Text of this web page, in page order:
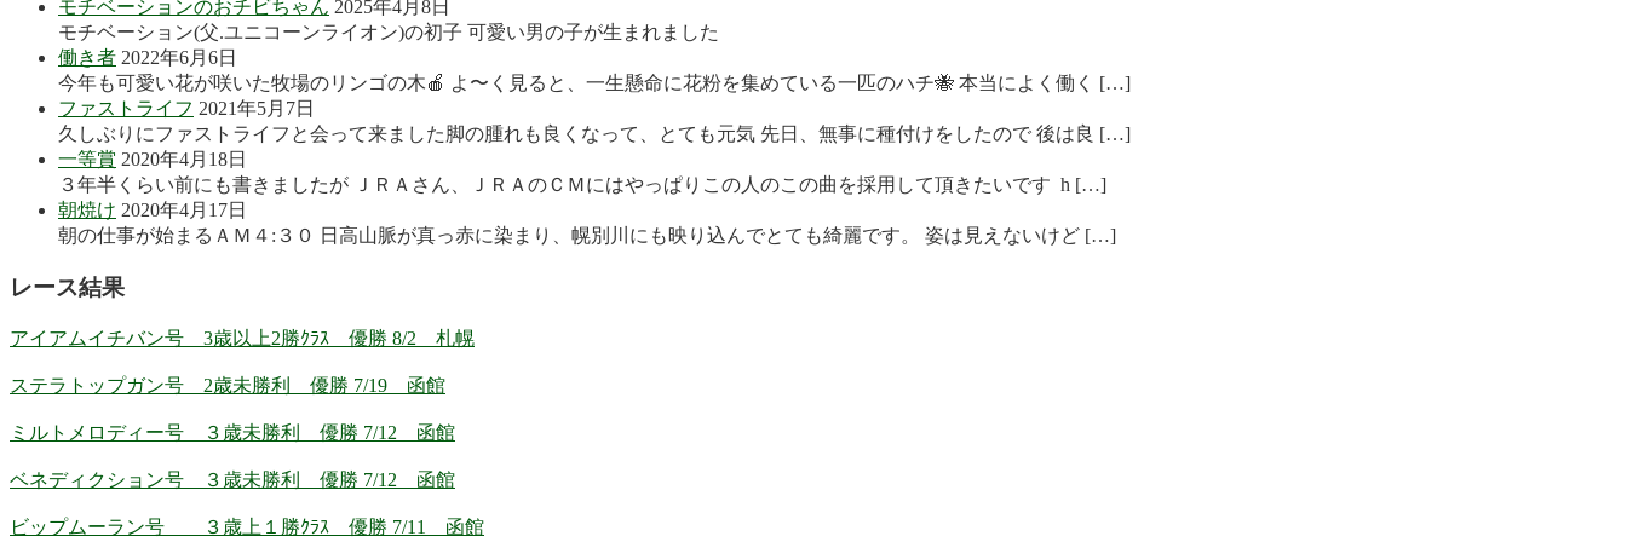
モチベーションのおチビちゃん 2025年4月8日
モチベーション(父.ユニコーンライオン)の初子 可愛い男の子が生まれました
働き者 2022年6月6日
今年も可愛い花が咲いた牧場のリンゴの木🍎 よ〜く見ると、一生懸命に花粉を集めている一匹のハチ🐝 本当によく働く […]
ファストライフ 2021年5月7日
久しぶりにファストライフと会って来ました脚の腫れも良くなって、とても元気 先日、無事に種付けをしたので 後は良 […]
一等賞 2020年4月18日
３年半くらい前にも書きましたが ＪＲＡさん、ＪＲＡのＣＭにはやっぱりこの人のこの曲を採用して頂きたいです h […]
朝焼け 2020年4月17日
朝の仕事が始まるＡＭ４:３０ 日高山脈が真っ赤に染まり、幌別川にも映り込んでとても綺麗です。 姿は見えないけど […]
レース結果
アイアムイチバン号 3歳以上2勝ｸﾗｽ 優勝 8/2 札幌
ステラトップガン号 2歳未勝利 優勝 7/19 函館
ミルトメロディー号 ３歳未勝利 優勝 7/12 函館
ベネディクション号 ３歳未勝利 優勝 7/12 函館
ビップムーラン号 ３歳上１勝ｸﾗｽ 優勝 7/11 函館